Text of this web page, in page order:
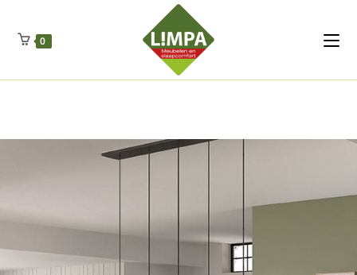
Regenschut
Drueckerpro
Fettsauren Dekemax Kapselmed
Luftkuhlen Zauberfan Netzfenste Insektensc
0